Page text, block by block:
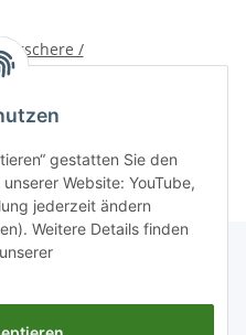
/
10",
gestatten Sie den
Website: YouTube,
jederzeit ändern
Weitere Details finden